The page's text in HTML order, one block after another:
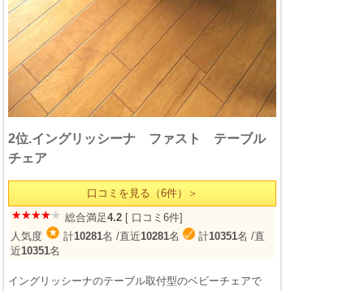
2位.イングリッシーナ ファスト テーブル
チェア
口コミを見る（6件）＞
総合満足4.2 [ 口コミ6件]
人気度
計10281名 /直近10281名 計10351名 /直
近10351名
イングリッシーナのテーブル取付型のベビーチェアで